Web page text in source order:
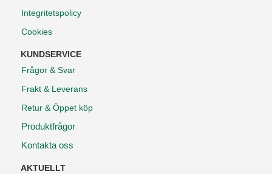
Integritetspolicy
Cookies
KUNDSERVICE
Frågor & Svar
Frakt & Leverans
Retur & Öppet köp
Produktfrågor
Kontakta oss
AKTUELLT